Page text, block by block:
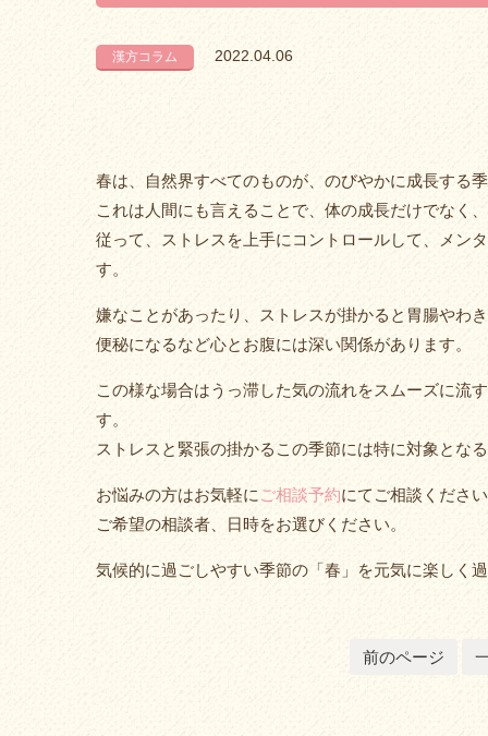
漢方コラム 2022.04.06
春は、自然界すべてのものが、のびやかに成長する
これは人間にも言えることで、体の成長だけでなく
従って、ストレスを上手にコントロールして、メン
す。
嫌なことがあったり、ストレスが掛かると胃腸やわ
便秘になるなど心とお腹には深い関係があります。
この様な場合はうっ滞した気の流れをスムーズに流
す。
ストレスと緊張の掛かるこの季節には特に対象とな
お悩みの方はお気軽に ご相談予約にてご相談くださ
ご希望の相談者、日時をお選びください。
気候的に過ごしやすい季節の「春」を元気に楽しく
前のページ